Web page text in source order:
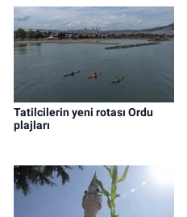
Tatilcilerin yeni rotası Ordu
plajları